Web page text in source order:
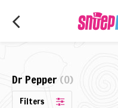
Dr Pepper (0)
Filters